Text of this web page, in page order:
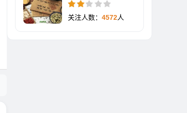
关注人数： 4572人